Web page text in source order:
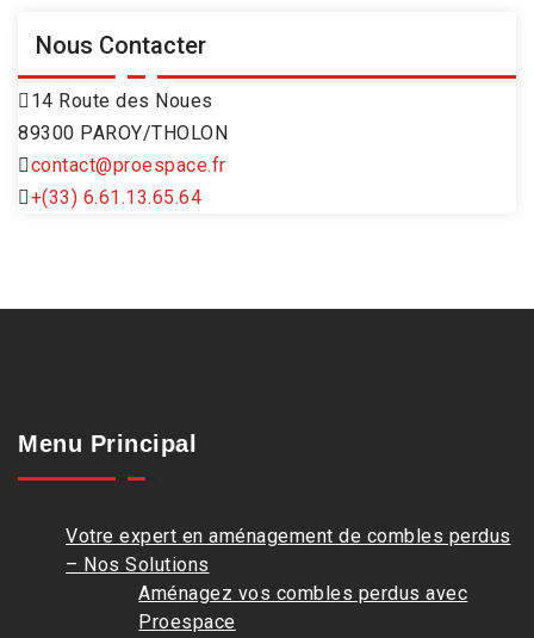
Nous Contacter
14 Route des Noues
89300 PAROY/THOLON
contact@proespace.fr
+(33) 6.61.13.65.64
Menu Principal
Votre expert en aménagement de combles perdus
– Nos Solutions
Aménagez vos combles perdus avec
Proespace